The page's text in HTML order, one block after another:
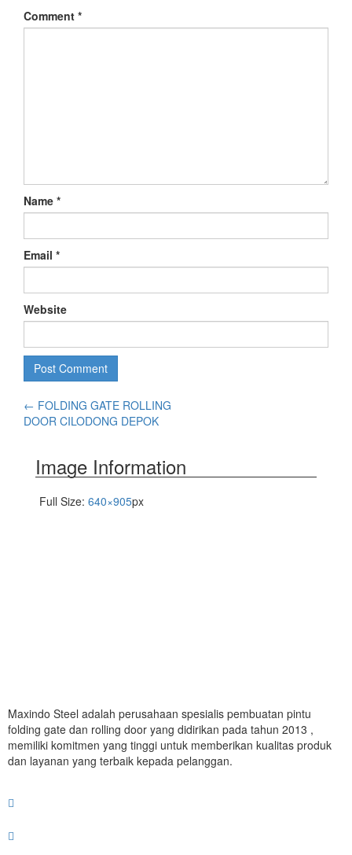
Comment *
Name *
Email *
Website
← FOLDING GATE ROLLING
DOOR CILODONG DEPOK
Image Information
Full Size: 640×905px
Maxindo Steel adalah perusahaan spesialis pembuatan pintu
folding gate dan rolling door yang didirikan pada tahun 2013 ,
memiliki komitmen yang tinggi untuk memberikan kualitas produk
dan layanan yang terbaik kepada pelanggan.